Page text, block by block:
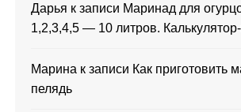
Дарья к записи Маринад для
1,2,3,4,5 — 10 литров.
Марина к записи Как приготовить
пелядь